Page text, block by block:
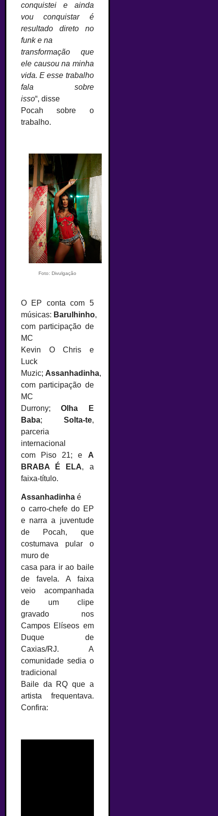
conquistei e ainda
vou conquistar é
resultado direto no
funk e na
transformação que
ele causou na minha
vida. E esse trabalho
fala sobre
isso“, disse
Pocah sobre o
trabalho.
Foto: Divulgação
O EP conta com 5
músicas: Barulhinho,
com participação de
MC
Kevin O Chris e
Luck
Muzic; Assanhadinha,
com participação de
MC
Durrony;Olha E
Baba; Solta-te,
parceria
internacional
com Piso 21; e A
BRABA É ELA, a
faixa-título.
Assanhadinha é
o carro-chefe do EP
e narra a juventude
de Pocah, que
costumava pular o
muro de
casa para ir ao baile
de favela. A faixa
veio acompanhada
de um clipe
gravado nos
Campos Elíseos em
Duque de
Caxias/RJ. A
comunidade sedia o
tradicional
Baile da RQ que a
artista frequentava.
Confira: